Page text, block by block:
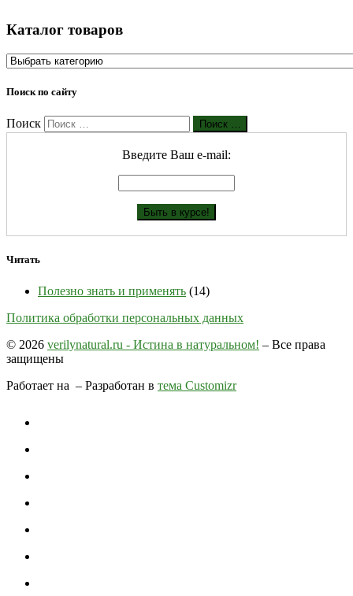
Каталог товаров
Поиск по сайту
Поиск Поиск …
Введите Ваш е-mail:
Читать
Полезно знать и применять (14)
Политика обработки персональных данных
© 2026 verilynatural.ru - Истина в натуральном! – Все права
защищены
Работает на – Разработан в тема Customizr